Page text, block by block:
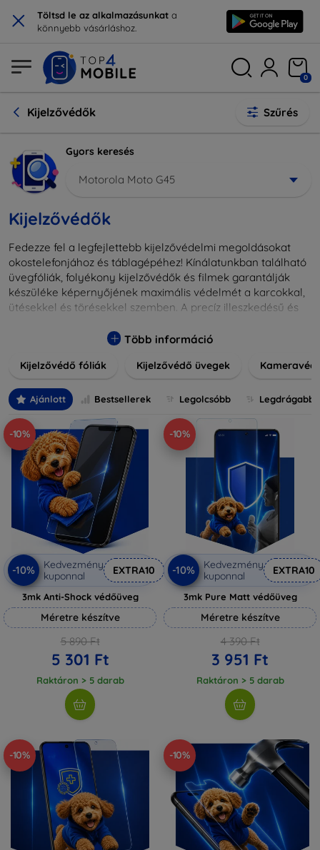
× Töltsd le az alkalmazásunkat a
könnyebb vásárláshoz.
0
Kijelzővédők Szűrés
Gyors keresés
Motorola Moto G45
Kijelzővédők
Fedezze fel a legfejlettebb kijelzővédelmi megoldásokat
okostelefonjához és táblagépéhez! Kínálatunkban található
üvegfóliák, folyékony kijelzővédők és filmek garantálják
készüléke képernyőjének maximális védelmét a karcokkal,
ütésekkel és törésekkel szemben. A precíz illeszkedésű és
hanem kristálytiszta képet is biztosítanak, megőrzi a
és stílusú kijelzővédőink közül, hogy a mindennapok során is
fedésről vagy íves kijelzővédelemről, a minőséget szem
előtt tartva kínálunk megoldásokat minden eszközre.
Több információ
Kijelzővédő fóliák Kijelzővédő üvegek
Ajánlott Bestsellerek Legolcsóbb Legdrágabb
-10%
-10%
Kedvezmény
kuponnal
EXTRA10
3mk Anti-Shock védőüveg
Méretre készítve
5 890 Ft
5 301 Ft
Raktáron > 5 darab
-10%
-10%
Kedvezmény
kuponnal
EXTRA10
3mk Pure Matt védőüveg
Méretre készítve
4 390 Ft
3 951 Ft
Raktáron > 5 darab
-10% -10%